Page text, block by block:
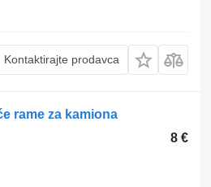
Kontaktirajte prodavca
rame za kamiona
8 €